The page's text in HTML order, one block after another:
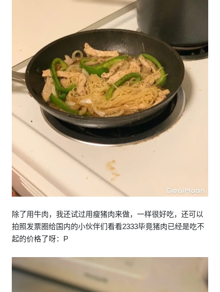
除了用牛肉，我还试过用瘦猪肉来做，一样很好吃，还可以
拍照发票圈给国内的小伙伴们看看2333毕竟猪肉已经是吃不
起的价格了呀：P